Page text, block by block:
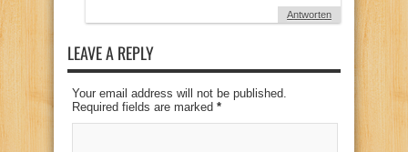
Antworten
LEAVE A REPLY
Your email address will not be published.
Required fields are marked *